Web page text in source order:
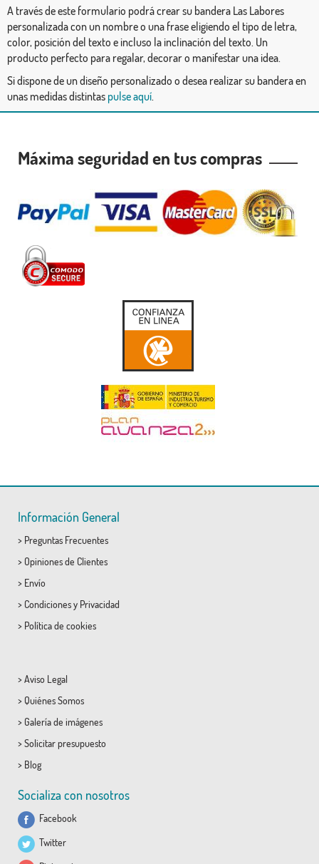
A través de este formulario podrá crear su bandera Las Labores
personalizada con un nombre o una frase eligiendo el tipo de letra,
color, posición del texto e incluso la inclinación del texto. Un
producto perfecto para regalar, decorar o manifestar una idea.
Si dispone de un diseño personalizado o desea realizar su bandera en
unas medidas distintas pulse aquí.
Máxima seguridad en tus compras
Información General
> Preguntas Frecuentes
> Opiniones de Clientes
> Envío
> Condicionesy Privacidad
> Política de cookies
> Aviso Legal
> Quiénes Somos
> Galería de imágenes
> Solicitar presupuesto
> Blog
Socializa con nosotros
Facebook
Twitter